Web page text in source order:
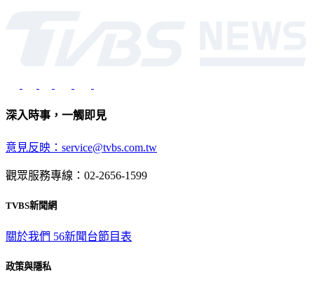
深入時事，一觸即見
意見反映：service@tvbs.com.tw
觀眾服務專線：02-2656-1599
TVBS新聞網
關於我們 56新聞台節目表
政策與隱私